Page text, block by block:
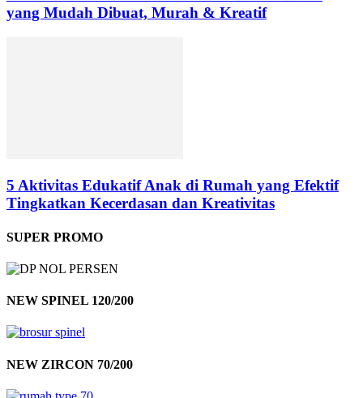
yang Mudah Dibuat, Murah & Kreatif
5 Aktivitas Edukatif Anak di Rumah yang Efektif
Tingkatkan Kecerdasan dan Kreativitas
SUPER PROMO
NEW SPINEL 120/200
NEW ZIRCON 70/200